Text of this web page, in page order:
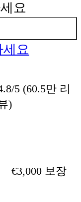
요
요
5 (60.5만 리
)
€3,000 보장